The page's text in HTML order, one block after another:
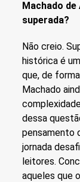
Machado
superada?
Não creio.
histórica é
que, de
Machado
dessa
pensamento
jornada
leitores.
aqueles que